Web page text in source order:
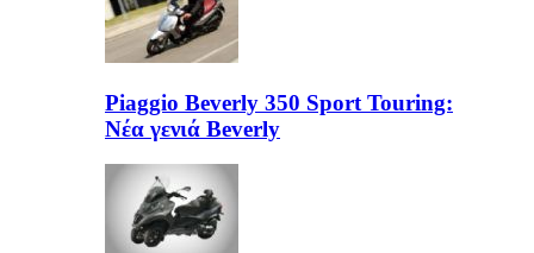
Piaggio Beverly 350 Sport Touring:
Νέα γενιά Beverly